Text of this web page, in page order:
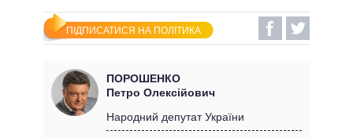
СТРІЧКА
ПОДІЇ
СТАТТІ
ДУМКИ
ОГЛЯДИ
ПОЛІТИКА
ЕКОНОМІКА
СВІТ
ОБIЦЯНКИ
УСІ ПОЛІТИКИ
ПРЕЗИДЕНТ І ОФІС
ІНФОГРАФІКА
ВІДЕО
ПІДПИСАТИСЯ НА ПОЛІТИКА
ПОРОШЕНКО
Петро Олексійович
Народний депутат України